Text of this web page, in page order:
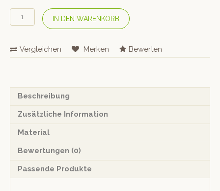
SAMINA
Kissen-
Menge
IN DEN WARENKORB
Vergleichen Merken Bewerten
Beschreibung
Zusätzliche Information
Material
Bewertungen (0)
Passende Produkte